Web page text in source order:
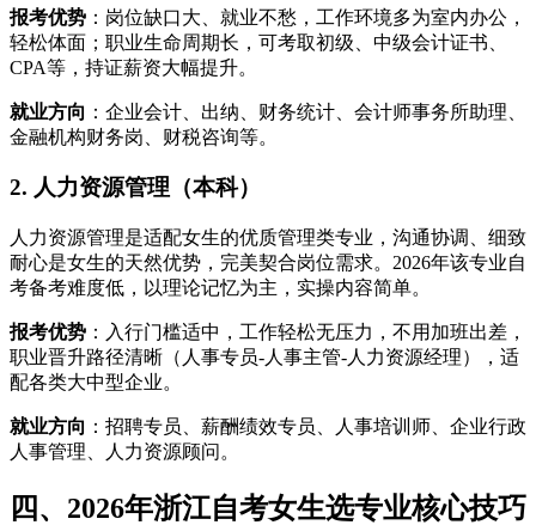
报考优势 ：岗位缺口大、就业不愁，工作环境多为室内办公，
轻松体面；职业生命周期长，可考取初级、中级会计证书、
CPA等，持证薪资大幅提升。
就业方向 ：企业会计、出纳、财务统计、会计师事务所助理、
金融机构财务岗、财税咨询等。
2. 人力资源管理（本科）
人力资源管理是适配女生的优质管理类专业，沟通协调、细致
耐心是女生的天然优势，完美契合岗位需求。2026年该专业自
考备考难度低，以理论记忆为主，实操内容简单。
报考优势 ：入行门槛适中，工作轻松无压力，不用加班出差，
职业晋升路径清晰（人事专员-人事主管-人力资源经理），适
配各类大中型企业。
就业方向 ：招聘专员、薪酬绩效专员、人事培训师、企业行政
人事管理、人力资源顾问。
四、2026年浙江自考女生选专业核心技巧